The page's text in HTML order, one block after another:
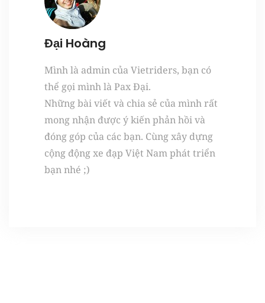
Đại Hoàng
Mình là admin của Vietriders, bạn có
thể gọi mình là Pax Đại.
Những bài viết và chia sẻ của mình rất
mong nhận được ý kiến phản hồi và
đóng góp của các bạn. Cùng xây dựng
cộng động xe đạp Việt Nam phát triển
bạn nhé ;)